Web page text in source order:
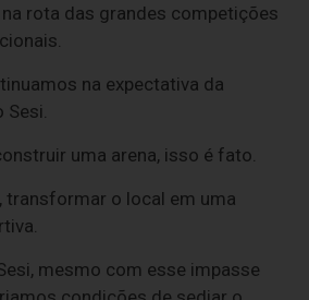
rota das grandes competições
na expectativa da
uma arena, isso é fato.
transformar o local em uma
mesmo com esse impasse